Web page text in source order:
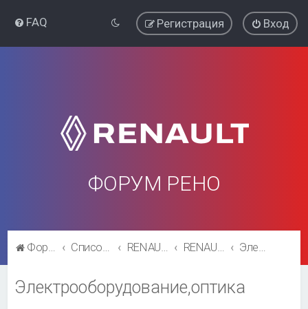
FAQ Вход
Регистрация
ФОРУМ РЕНО
Форум Рено Список форумов RENAULT SYMBOL RENAULT SYMBOL Электрооборудование,оптика
Электрооборудование,оптика